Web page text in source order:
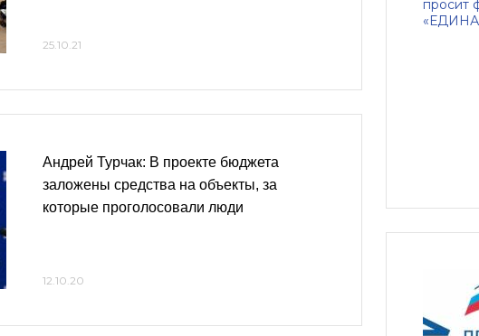
25.10.21
Андрей Турчак: В проекте бюджета
заложены средства на объекты, за
которые проголосовали люди
12.10.20